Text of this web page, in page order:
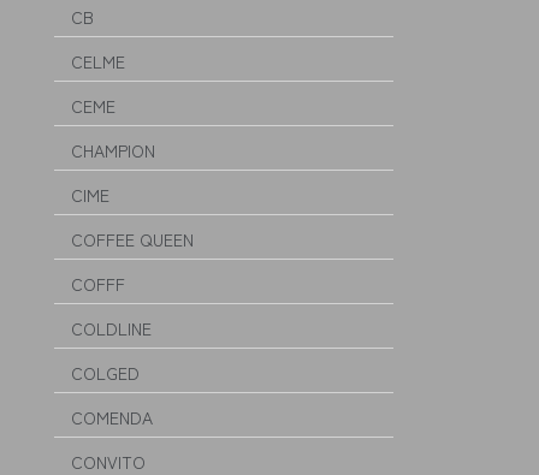
CB
CELME
CEME
CHAMPION
CIME
COFFEE QUEEN
COFFF
COLDLINE
COLGED
COMENDA
CONVITO